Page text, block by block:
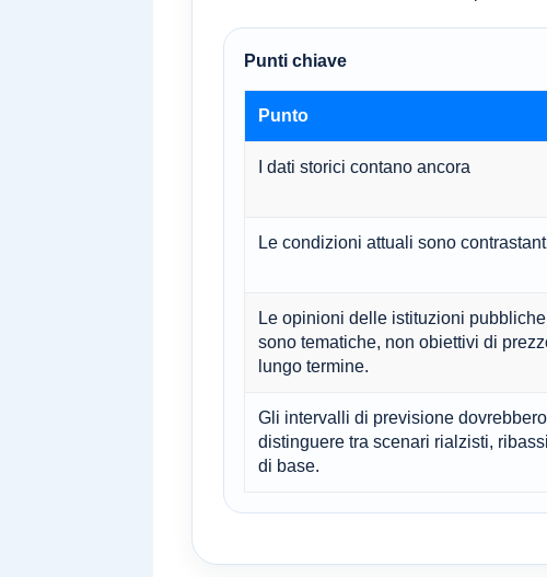
Punti chiave
Punto
I dati storici contano ancora
Le condizioni attuali sono
Le opinioni delle istituzioni pubbliche
sono tematiche, non obiettivi di
lungo termine.
Gli intervalli di previsione dovrebbero
distinguere tra scenari rialzisti,
di base.